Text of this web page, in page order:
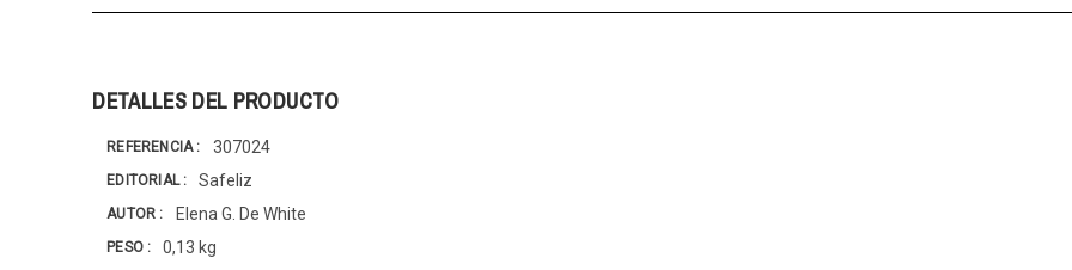
DETALLES DEL PRODUCTO
REFERENCIA 307024
EDITORIAL Safeliz
AUTOR Elena G. De White
PESO 0,13 kg